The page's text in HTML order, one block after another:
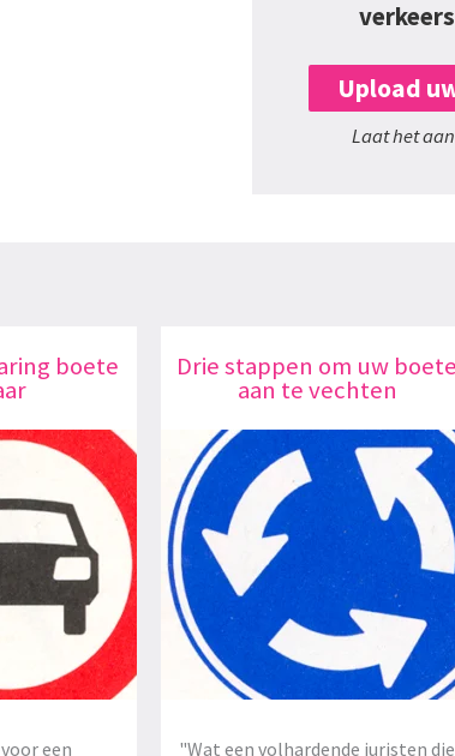
Upload
Laat het
boete
een
Drie stappen om uw boete
aan te vechten
"Wat een volhardende juristen die